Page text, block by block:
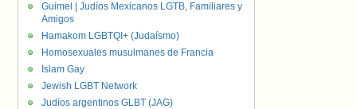
Guimel | Judíos Mexicanos LGTB, Familiares y
Amigos
Hamakom LGBTQI+ (Judaísmo)
Homosexuales musulmanes de Francia
Islam Gay
Jewish LGBT Network
Judíos argentinos GLBT (JAG)